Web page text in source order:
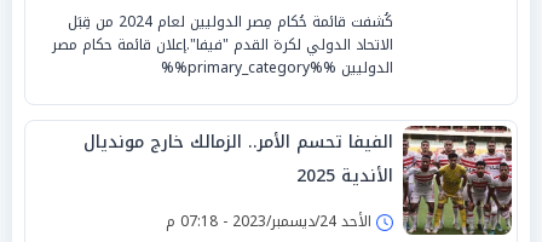
كُشفت قائمة حُكام مِصر الدوليين لعام 2024 من قِبَل
الاتحاد الدولي لكرة القدم "فيفا".إعلان قائمة حكام مصر
الدوليين %%primary_category%%
الفيفا تحسم الأمر.. الزمالك خارج مونديال
الأندية 2025
الأحد 24/ديسمبر/2023 - 07:18 م